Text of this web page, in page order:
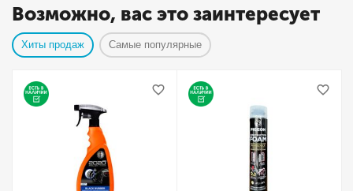
Возможно, вас это заинтересует
Хиты продаж Самые популярные